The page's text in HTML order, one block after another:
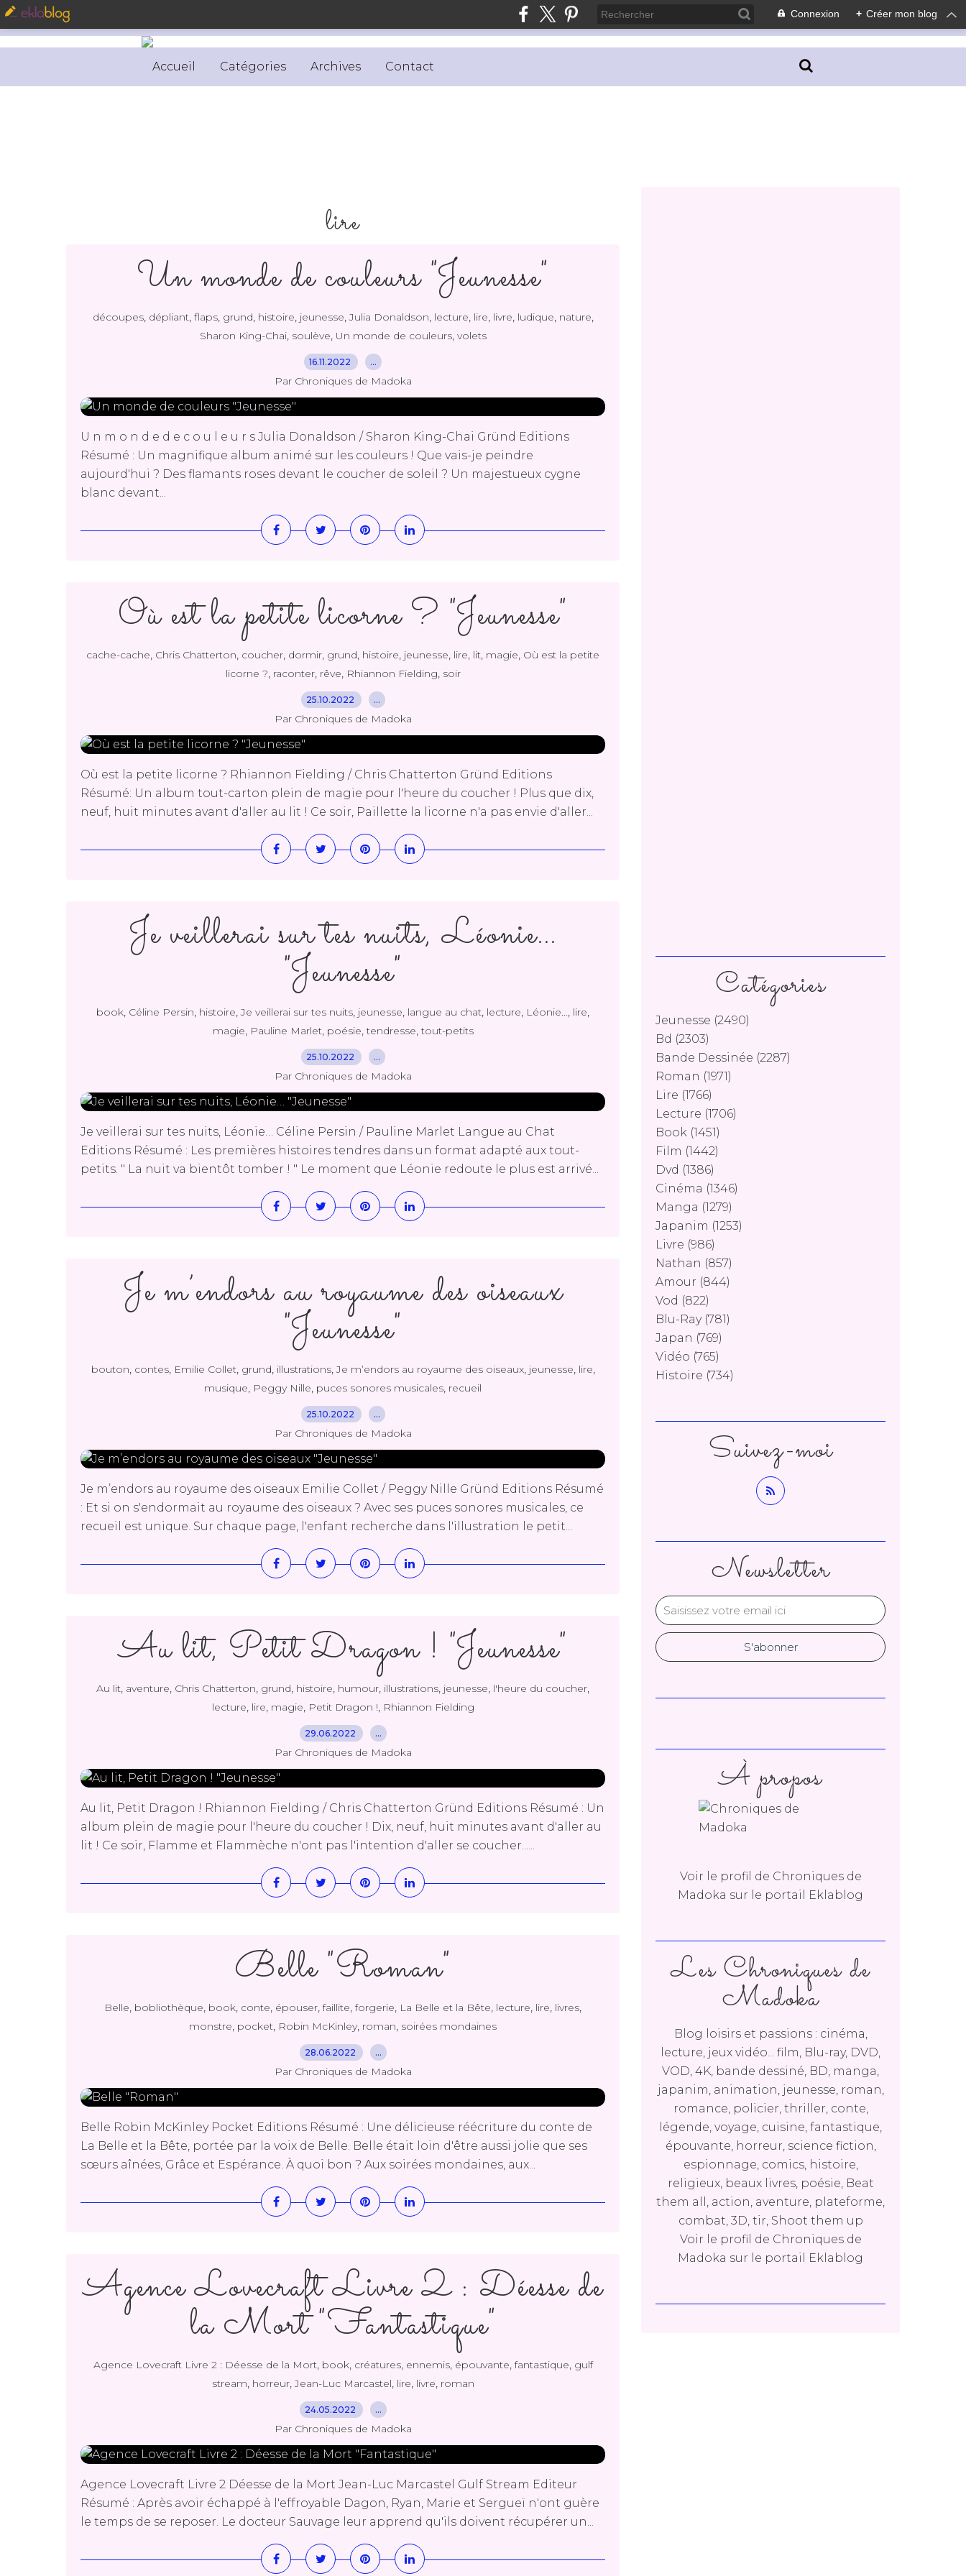
Connexion + Créer mon blog
Accueil Catégories Archives Contact
lire
Un monde de couleurs "Jeunesse"
découpes, dépliant, flaps, grund, histoire, jeunesse,Julia Donaldson, lecture, lire, livre, ludique, nature,
Sharon King-Chai, soulève, Un monde de couleurs, volets
16.11.2022 …
Par Chroniques de Madoka
U n m o n d e d e c o u l e u r s Julia Donaldson / Sharon King-Chai Gründ Editions
Résumé : Un magnifique album animé sur les couleurs ! Que vais-je peindre
aujourd'hui ? Des flamants roses devant le coucher de soleil ? Un majestueux cygne
blanc devant...
Où est la petite licorne ? "Jeunesse"
cache-cache, Chris Chatterton, coucher, dormir, grund, histoire, jeunesse, lire, lit, magie, Où est la petite
licorne ?, raconter, rêve, Rhiannon Fielding, soir
25.10.2022 …
Par Chroniques de Madoka
Où est la petite licorne ? Rhiannon Fielding / Chris Chatterton Gründ Editions
Résumé: Un album tout-carton plein de magie pour l'heure du coucher ! Plus que dix,
neuf, huit minutes avant d'aller au lit ! Ce soir, Paillette la licorne n'a pas envie d'aller...
Je veillerai sur tes nuits, Léonie…
"Jeunesse"
book, Céline Persin, histoire,Je veillerai sur tes nuits, jeunesse, langue au chat, lecture, Léonie…, lire,
magie, Pauline Marlet, poésie,tendresse,tout-petits
25.10.2022 …
Par Chroniques de Madoka
Je veillerai sur tes nuits, Léonie… Céline Persin / Pauline Marlet Langue au Chat
Editions Résumé : Les premières histoires tendres dans un format adapté aux tout-
petits. " La nuit va bientôt tomber ! " Le moment que Léonie redoute le plus est arrivé...
Je m’endors au royaume des oiseaux
"Jeunesse"
bouton, contes, Emilie Collet, grund, illustrations,Je m’endors au royaume des oiseaux, jeunesse, lire,
musique, Peggy Nille, puces sonores musicales, recueil
25.10.2022 …
Par Chroniques de Madoka
Je m’endors au royaume des oiseaux Emilie Collet / Peggy Nille Gründ Editions Résumé
: Et si on s'endormait au royaume des oiseaux ? Avec ses puces sonores musicales, ce
recueil est unique. Sur chaque page, l'enfant recherche dans l'illustration le petit...
Au lit, Petit Dragon ! "Jeunesse"
Au lit, aventure, Chris Chatterton, grund, histoire, humour, illustrations, jeunesse, l'heure du coucher,
lecture, lire, magie, Petit Dragon !, Rhiannon Fielding
29.06.2022 …
Par Chroniques de Madoka
Au lit, Petit Dragon ! Rhiannon Fielding / Chris Chatterton Gründ Editions Résumé : Un
album plein de magie pour l'heure du coucher ! Dix, neuf, huit minutes avant d'aller au
lit ! Ce soir, Flamme et Flammèche n'ont pas l'intention d'aller se coucher......
Belle "Roman"
Belle, bobliothèque, book, conte, épouser,faillite,forgerie, La Belle et la Bête, lecture, lire, livres,
monstre, pocket, Robin McKinley, roman, soirées mondaines
28.06.2022 …
Par Chroniques de Madoka
Belle Robin McKinley Pocket Editions Résumé : Une délicieuse réécriture du conte de
La Belle et la Bête, portée par la voix de Belle. Belle était loin d'être aussi jolie que ses
sœurs aînées, Grâce et Espérance. À quoi bon ? Aux soirées mondaines, aux...
Agence Lovecraft Livre 2 : Déesse de
la Mort "Fantastique"
Agence Lovecraft Livre 2 : Déesse de la Mort, book, créatures, ennemis, épouvante,fantastique, gulf
stream, horreur,Jean-Luc Marcastel, lire, livre, roman
24.05.2022 …
Par Chroniques de Madoka
Agence Lovecraft Livre 2 Déesse de la Mort Jean-Luc Marcastel Gulf Stream Editeur
Résumé : Après avoir échappé à l'effroyable Dagon, Ryan, Marie et Sergueï n'ont guère
le temps de se reposer. Le docteur Sauvage leur apprend qu'ils doivent récupérer un...
Newsletter
Catégories
Jeunesse (2490)
Bd (2303)
Bande Dessinée (2287)
Roman (1971)
Lire (1766)
Lecture (1706)
Book (1451)
Film (1442)
Dvd (1386)
Cinéma (1346)
Manga (1279)
Japanim (1253)
Livre (986)
Nathan (857)
Amour (844)
Vod (822)
Blu-Ray(781)
Japan (769)
Vidéo (765)
Histoire (734)
Les Chroniques de
Madoka
Blog loisirs et passions : cinéma,
lecture, jeux vidéo... film, Blu-ray, DVD,
VOD, 4K, bande dessiné, BD, manga,
japanim, animation, jeunesse, roman,
romance, policier, thriller, conte,
légende, voyage, cuisine, fantastique,
épouvante, horreur, science fiction,
espionnage, comics, histoire,
religieux, beaux livres, poésie, Beat
them all, action, aventure, plateforme,
combat, 3D, tir, Shoot them up
Voir le profil de Chroniques de
Madoka sur le portail Eklablog
Suivez-moi
À propos
Voir le profil de Chroniques de
Madoka sur le portail Eklablog